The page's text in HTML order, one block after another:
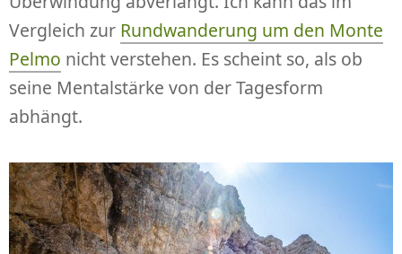
Vergleich zur Rundwanderung um den Monte
Pelmo nicht verstehen. Es scheint so, als ob
seine Mentalstärke von der Tagesform
abhängt.